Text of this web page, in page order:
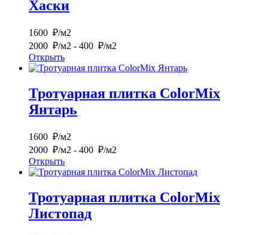
Хаски
1600 ₽/м2
2000 ₽/м2 - 400 ₽/м2
Открыть
Тротуарная плитка ColorMix
Янтарь
1600 ₽/м2
2000 ₽/м2 - 400 ₽/м2
Открыть
Тротуарная плитка ColorMix
Листопад